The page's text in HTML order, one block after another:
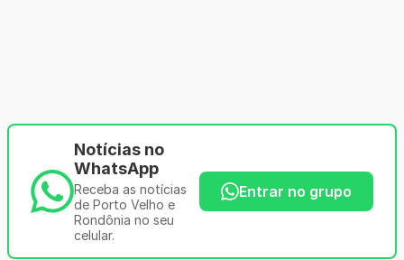
Notícias no
WhatsApp
Receba as notícias
de Porto Velho e
Rondônia no seu
celular.
Entrar no grupo